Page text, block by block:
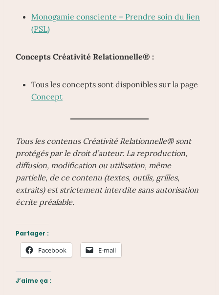
Monogamie consciente – Prendre soin du lien
(PSL)
Concepts Créativité Relationnelle® :
Tous les concepts sont disponibles sur la page
Concept
Tous les contenus Créativité Relationnelle® sont
protégés par le droit d’auteur. La reproduction,
diffusion, modification ou utilisation, même
partielle, de ce contenu (textes, outils, grilles,
extraits) est strictement interdite sans autorisation
écrite préalable.
Partager :
Facebook E-mail
J’aime ça :